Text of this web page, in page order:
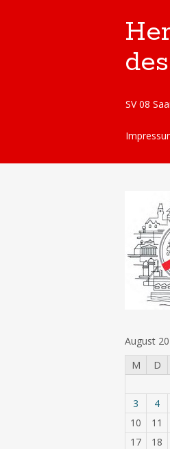
Skip
content
SV 08
August
M
D
3
4
10
11
17
18